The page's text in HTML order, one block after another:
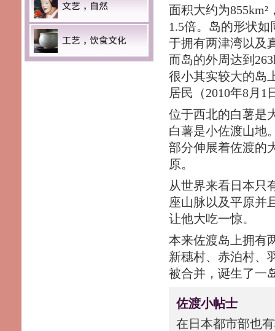
面积大约为
1.5倍。岛的形状
于拥有两津湾以及
而岛的外周达到
很小其实较大的岛
居民（2010年8月1
位于西北的白薯是
白薯是小佐渡山地
部分伸展着佐渡的
原。
从世界来看日本只
座山脉以及平原并
让他大吃一惊。
本来佐渡岛上拥有
新穗村、赤泊村、
被合并，诞生了一
佐渡小帖士
在日本都市部也